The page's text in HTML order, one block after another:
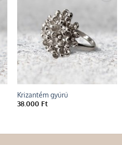
Krizantém gyűrű
38.000 Ft